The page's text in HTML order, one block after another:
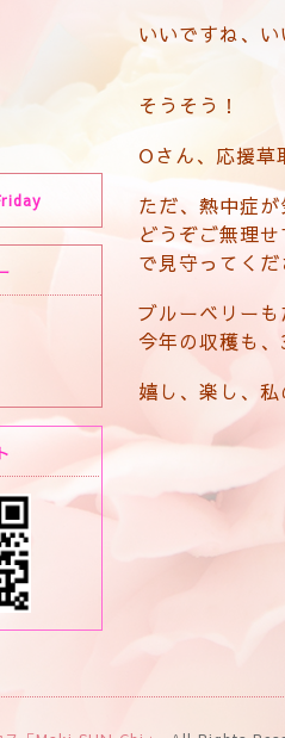
いいですね、
そうそう！
Oさん、応援草
ただ、熱中症が
どうぞご無理
で見守ってく
ブルーベリー
今年の収穫も、
嬉し、楽し、